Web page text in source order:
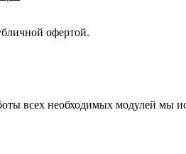
офертой.
всех необходимых модулей мы